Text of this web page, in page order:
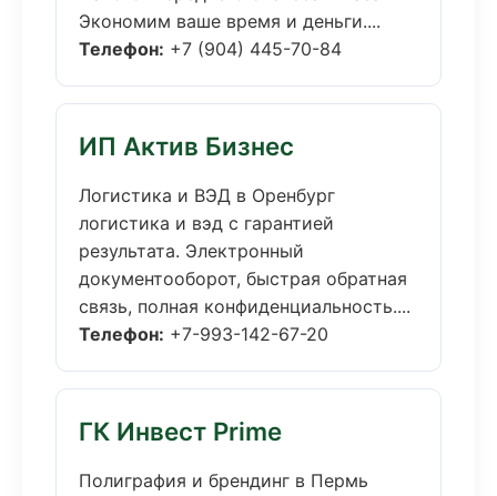
Экономим ваше время и деньги....
Телефон: +7 (904) 445-70-84
ИП Актив Бизнес
Логистика и ВЭД в Оренбург
логистика и вэд с гарантией
результата. Электронный
документооборот, быстрая обратная
связь, полная конфиденциальность....
Телефон: +7-993-142-67-20
ГК Инвест Prime
Полиграфия и брендинг в Пермь